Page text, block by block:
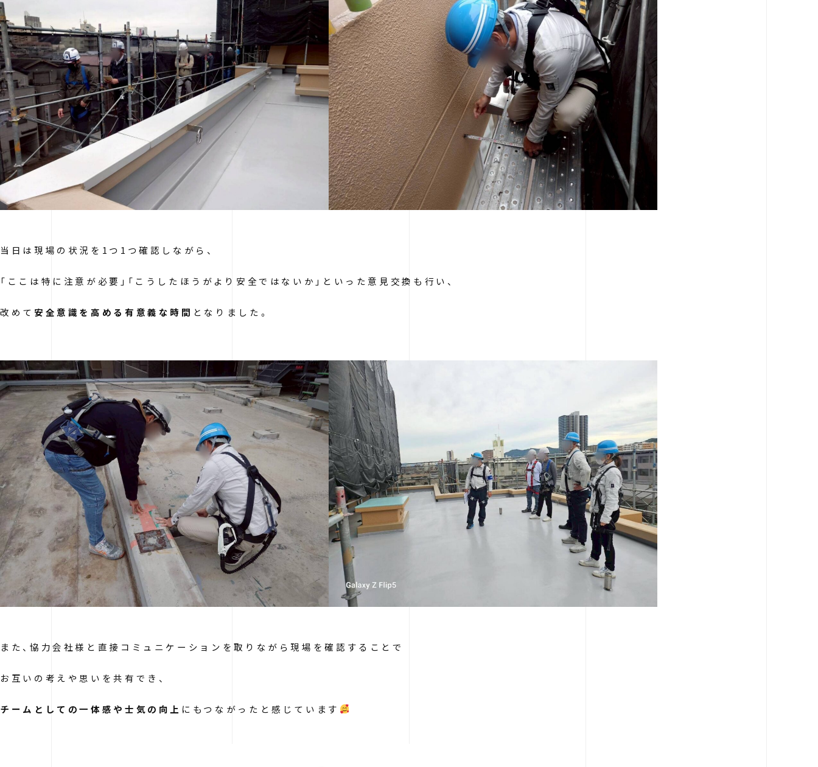
当日は現場の状況を1つ1つ確認しながら、
「ここは特に注意が必要」「こうしたほうがより安全ではないか」といった意見交換も行い、
改めて 安全意識を高める有意義な時間 となりました。
また、協力会社様と直接コミュニケーションを取りながら現場を確認することで
お互いの考えや思いを共有でき、
チームとしての一体感や士気の向上 にもつながったと感じています